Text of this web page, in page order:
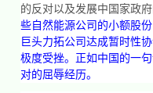
的反对以及发展中国家政
些自然能源公司的小额股
巨头力拓公司达成暂时性
极度受挫。正如中国的一
对的屈辱经历。